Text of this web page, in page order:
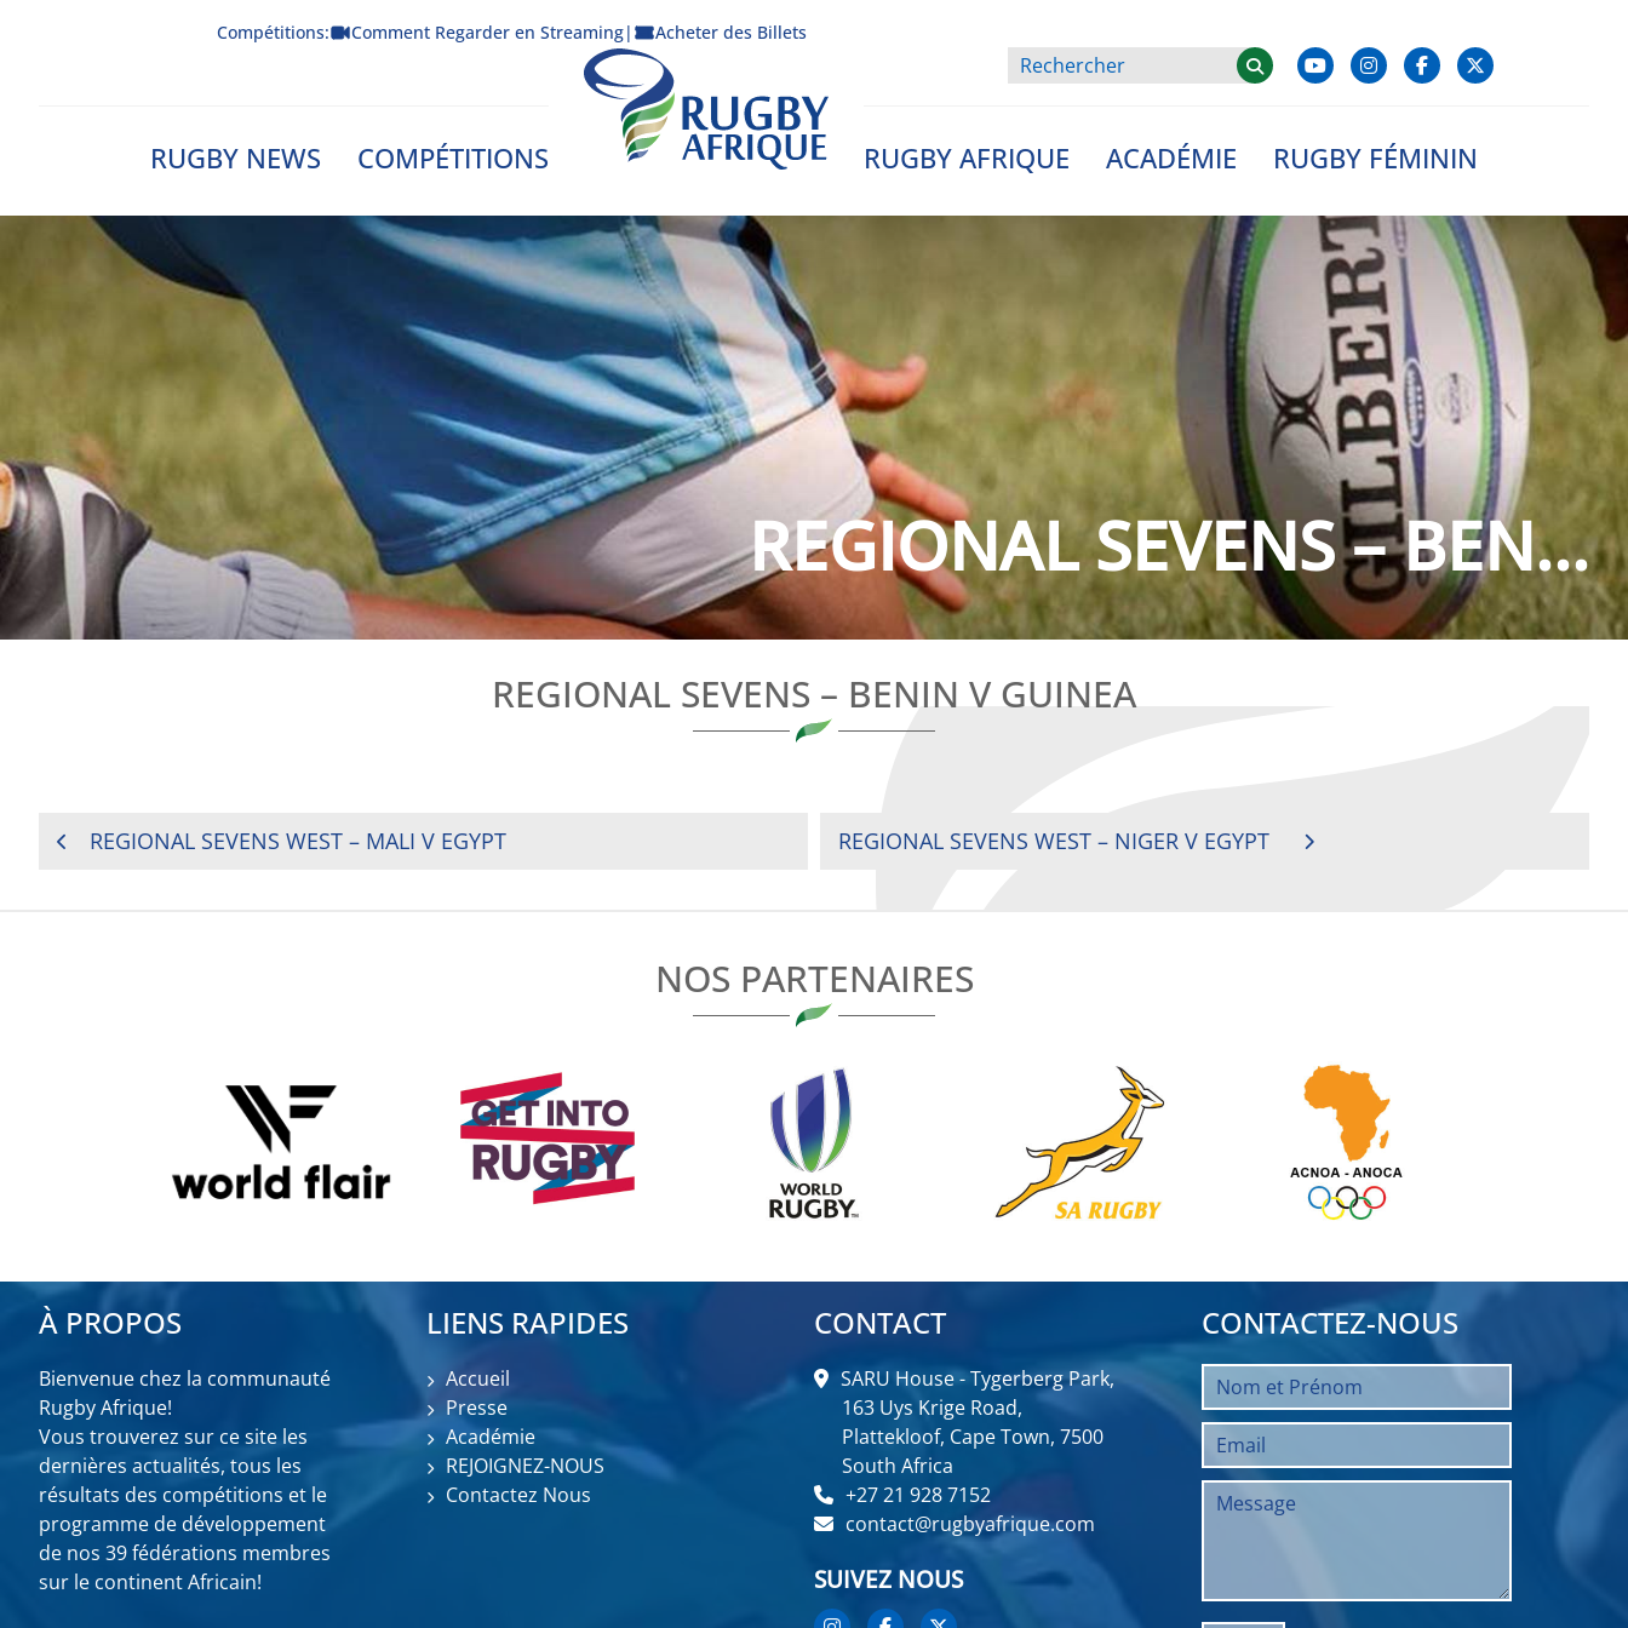
Compétitions: Comment Regarder en Streaming| Acheter des Billets
RUGBY NEWS COMPÉTITIONS
Rugby Afrique
RUGBY AFRIQUE ACADÉMIE RUGBY FÉMININ
REGIONAL SEVENS – BEN...
REGIONAL SEVENS – BENIN V GUINEA
NAVIGATION
REGIONAL SEVENS WEST – MALI V EGYPT REGIONAL SEVENS WEST – NIGER V EGYPT
NOS PARTENAIRES
À PROPOS
Bienvenue chez la communauté
Rugby Afrique!
Vous trouverez sur ce site les
dernières actualités, tous les
résultats des compétitions et le
programme de développement
de nos 39 fédérations membres
sur le continent Africain!
LIENS RAPIDES
Accueil
Presse
Académie
REJOIGNEZ-NOUS
Contactez Nous
CONTACT
SARU House - Tygerberg Park,
163 Uys Krige Road,
Plattekloof, Cape Town, 7500
South Africa
+27 21 928 7152
contact@rugbyafrique.com
SUIVEZ NOUS
CONTACTEZ-NOUS